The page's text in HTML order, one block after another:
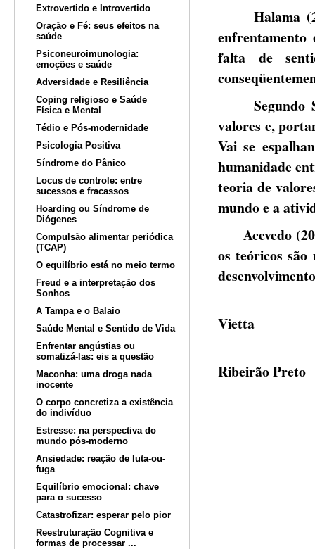
Extrovertido e Introvertido
Oração e Fé: seus efeitos na
saúde
Psiconeuroimunologia:
emoções e saúde
Adversidade e Resiliência
Coping religioso e Saúde
Física e Mental
Tédio e Pós-modernidade
Psicologia Positiva
Síndrome do Pânico
Locus de controle: entre
sucessos e fracassos
Hoarding ou Síndrome de
Diógenes
Compulsão alimentar periódica
(TCAP)
O equilíbrio está no meio termo
Freud e a interpretação dos
Sonhos
A Tampa e o Balaio
Saúde Mental e Sentido de Vida
Enfrentar angústias ou
somatizá-las: eis a questão
Maconha: uma droga nada
inocente
O corpo concretiza a existência
do indivíduo
Estresse: na perspectiva do
mundo pós-moderno
Ansiedade: reação de luta-ou-
fuga
Equilíbrio emocional: chave
para o sucesso
Catastrofizar: esperar pelo pior
Reestruturação Cognitiva e
formas de processar ...
Halama
falta de
Segundo
valores e,
Vai se
humanidade
teoria de
mundo e a
Acevedo
os teóricos
Vietta
Ribeirão Preto